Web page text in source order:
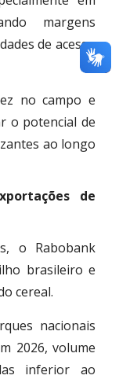
margens
de acesso
no campo e
o potencial de
ao longo
de
o Rabobank
brasileiro e
cereal.
nacionais
2026, volume
inferior ao